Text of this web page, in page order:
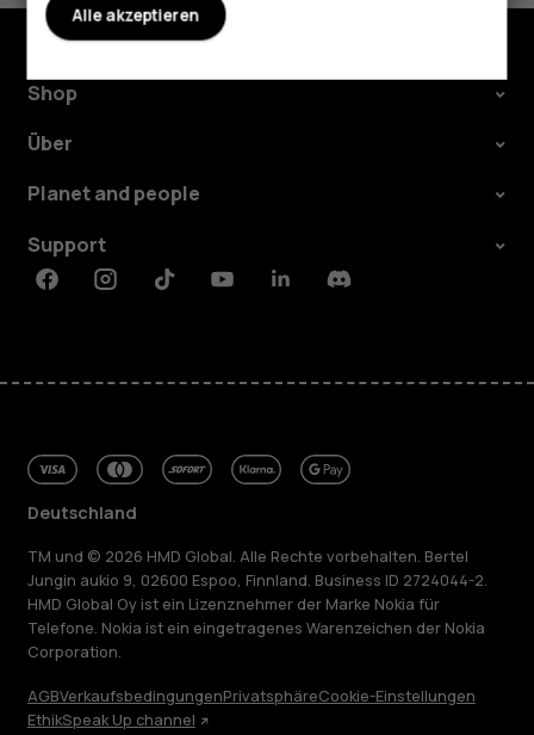
Shop
Über
Planet and people
Support
FacebookInstagramTiktokYoutubeLinkedinDiscord
Deutschland
TM und © 2026 HMD Global. Alle Rechte vorbehalten. Bertel
Jungin aukio 9, 02600 Espoo, Finnland. Business ID 2724044-2.
HMD Global Oy ist ein Lizenznehmer der Marke Nokia für
Telefone. Nokia ist ein eingetragenes Warenzeichen der Nokia
Corporation.
AGBVerkaufsbedingungenPrivatsphäreCookie-Einstellungen
EthikSpeak Up channel
Alle akzeptieren